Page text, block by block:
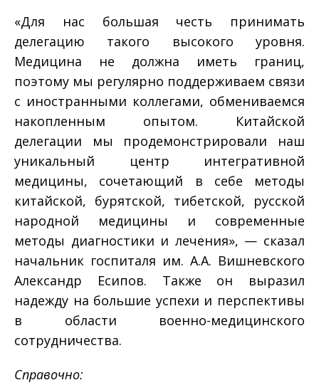
«Для нас большая честь принимать
делегацию такого высокого уровня.
Медицина не должна иметь границ,
поэтому мы регулярно поддерживаем связи
с иностранными коллегами, обмениваемся
накопленным опытом. Китайской
делегации мы продемонстрировали наш
уникальный центр интегративной
медицины, сочетающий в себе методы
китайской, бурятской, тибетской, русской
народной медицины и современные
методы диагностики и лечения», — сказал
начальник госпиталя им. А.А. Вишневского
Александр Есипов. Также он выразил
надежду на большие успехи и перспективы
в области военно-медицинского
сотрудничества.
Справочно: